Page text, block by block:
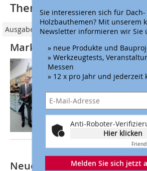
Sie interessieren sich für
Holzbauthemen? Mit unserem
Newsletter informieren wir Sie
» neue Produkte und
» Werkzeugtests,
Messen
» 12 x pro Jahr und jederzeit
Anti-Roboter-
Hier klicken
Melden Sie sich jetzt
Thematisch passende
Ausgabe 05/2015
Markenverschmelzung
Gib mir mal den
Geselle zum Lehrling 
einen
dem traditionsreichen
Festool das
Neuer Geschäftsführer